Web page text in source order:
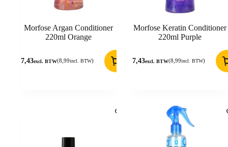
Morfose Argan Conditioner
220ml Orange
7,43excl. BTW(8,99incl. BTW)
Morfose Keratin Conditioner
220ml Purple
7,43excl. BTW(8,99incl. BTW)